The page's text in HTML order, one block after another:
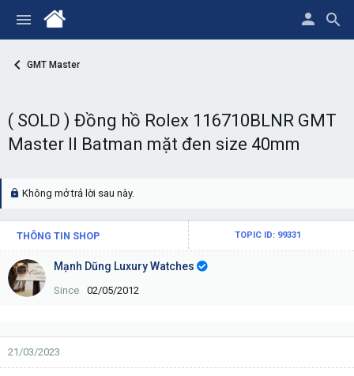
GMT Master
( SOLD ) Đồng hồ Rolex 116710BLNR GMT
Master II Batman mặt đen size 40mm
Không mở trả lời sau này.
THÔNG TIN SHOP TOPIC ID: 99331
Mạnh Dũng Luxury Watches
Since 02/05/2012
21/03/2023